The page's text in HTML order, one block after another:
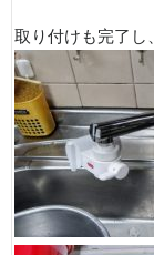
取り付けも完了し